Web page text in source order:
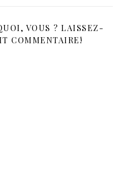
VOUS ? LAISSEZ-
COMMENTAIRE!